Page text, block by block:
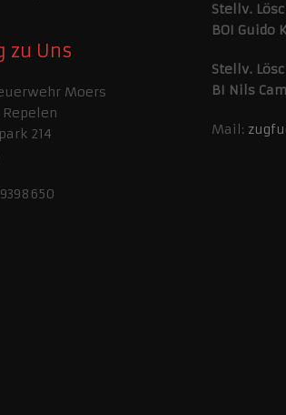
zu Uns
Moers
Repelen
214
Stellv.
BOI Guido
Stellv.
BI Nils
Mail: